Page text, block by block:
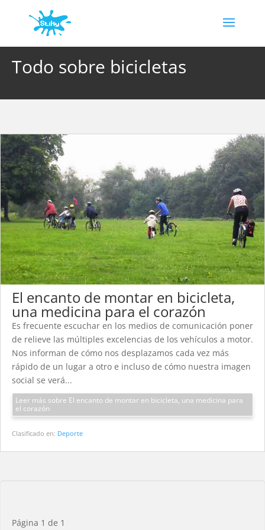
Todo sobre bicicletas
El encanto de montar en bicicleta,
una medicina para el corazón
Es frecuente escuchar en los medios de comunicación poner
de relieve las múltiples excelencias de los vehículos a motor.
Nos informan de cómo nos desplazamos cada vez más
rápido de un lugar a otro e incluso de cómo nuestra imagen
social se verá...
Leer más sobre El encanto de montar en bicicleta, una medicina para
el corazón
Clasificado en: Deporte
Página 1 de 1